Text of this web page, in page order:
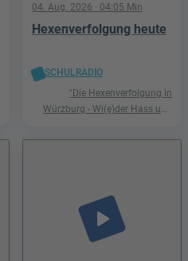
04. Aug. 2026 · 04:05 Min
Hexenverfolgung heute
SCHULRADIO
"Die Hexenverfolgung in
Würzburg - Wi(e)der Hass und
play_arrow